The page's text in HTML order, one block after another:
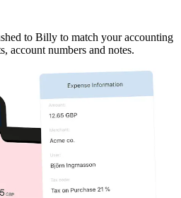
to Billy to match your accounting
account numbers and notes.